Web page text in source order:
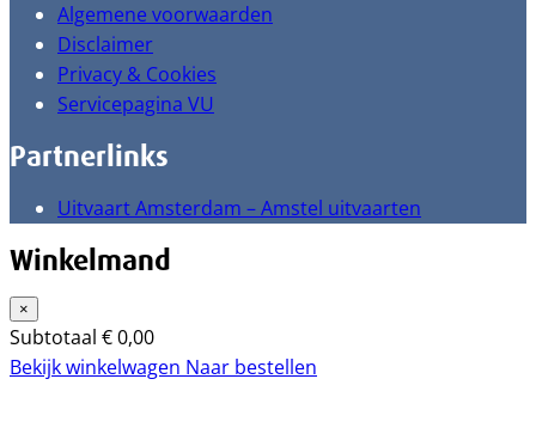
Algemene voorwaarden
Disclaimer
Privacy & Cookies
Servicepagina VU
Partnerlinks
Uitvaart Amsterdam – Amstel uitvaarten
Winkelmand
×
Subtotaal €0,00
Bekijk winkelwagen Naar bestellen